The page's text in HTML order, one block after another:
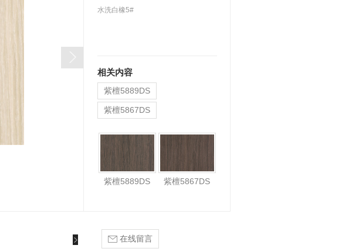
水洗白橡5#
相关内容
紫檀5889DS
紫檀5867DS
紫檀5889DS 紫檀5867DS
在线留言